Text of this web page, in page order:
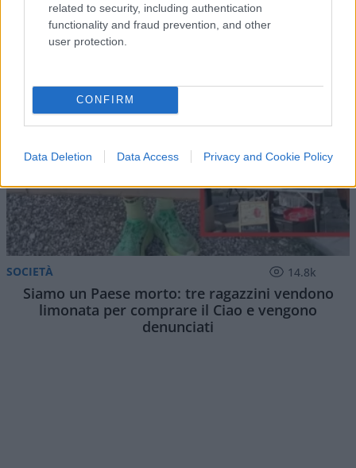
related to security, including authentication
functionality and fraud prevention, and other
user protection.
CONFIRM
Data Deletion Data Access Privacy and Cookie Policy
SOCIETÀ 14.8k
Siamo un Paese morto: tre ragazzini vendono
limonata per comprare il Ciao e vengono
denunciati